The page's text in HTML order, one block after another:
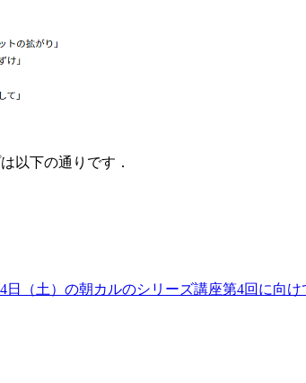
以下の通りです．
日（土）の朝カルのシリーズ講座第4回に向け